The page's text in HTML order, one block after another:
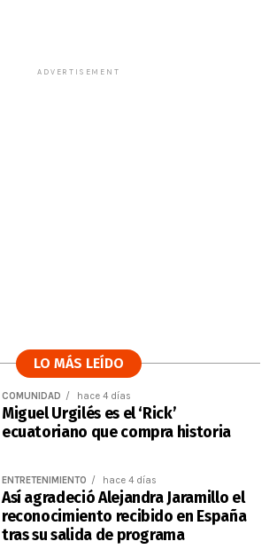
ADVERTISEMENT
LO MÁS LEÍDO
COMUNIDAD hace 4 días
Miguel Urgilés es el ‘Rick’
ecuatoriano que compra historia
ENTRETENIMIENTO hace 4 días
Así agradeció Alejandra Jaramillo el
reconocimiento recibido en España
tras su salida de programa